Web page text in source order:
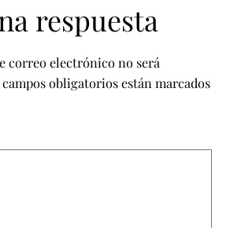
respuesta
correo electrónico no será
obligatorios están marcados